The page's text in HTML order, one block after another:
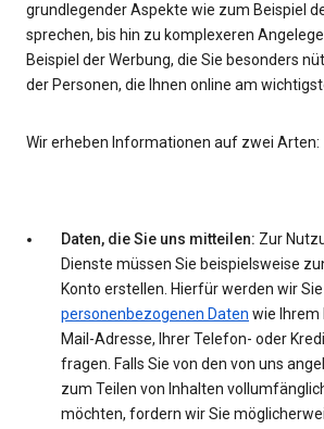
grundlegender Aspekte wie zum Beispiel
sprechen, bis hin zu komplexeren
Beispiel der Werbung, die Sie besonders
der Personen, die Ihnen online am
Wir erheben Informationen auf zwei Arten:
Daten, die Sie uns mitteilen: Zur
Dienste müssen Sie beispielsweise
Konto erstellen. Hierfür werden wir
personenbezogenen Daten wie Ihrem
Mail-Adresse, Ihrer Telefon- oder
fragen. Falls Sie von den von uns
zum Teilen von Inhalten
möchten, fordern wir Sie